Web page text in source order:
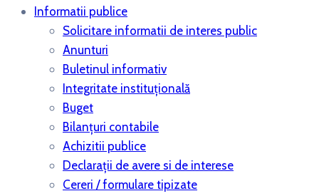
Informatii publice
Solicitare informatii de interes public
Anunturi
Buletinul informativ
Integritate instituțională
Buget
Bilanţuri contabile
Achizitii publice
Declaraţii de avere si de interese
Cereri / formulare tipizate